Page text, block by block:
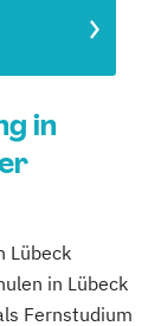
in
Lübeck
in Lübeck
Fernstudium